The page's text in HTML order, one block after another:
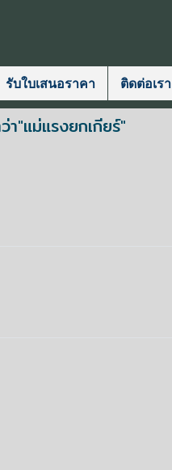
รับใบเสนอราคา ติดต่อเรา
"แม่แรงยกเกียร์"